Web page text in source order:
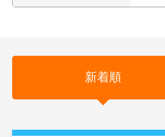
新着順